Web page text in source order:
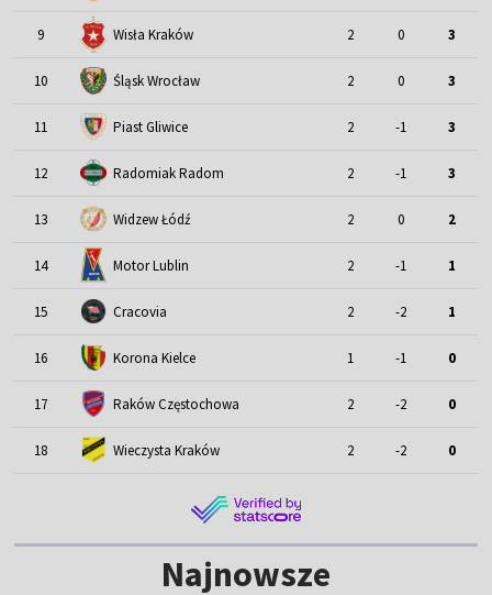
9 Wisła Kraków 2 0 3
10 Śląsk Wrocław 2 0 3
11 Piast Gliwice 2 -1 3
12 Radomiak Radom 2 -1 3
13 Widzew Łódź 2 0 2
14 Motor Lublin 2 -1 1
15 Cracovia 2 -2 1
16 Korona Kielce 1 -1 0
17 Raków Częstochowa 2 -2 0
18 Wieczysta Kraków 2 -2 0
Najnowsze